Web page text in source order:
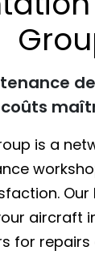
coûts
is a
Our
aircraft
for repairs